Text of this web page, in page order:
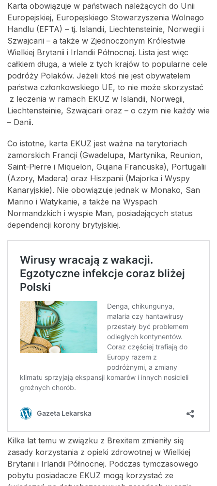
Karta obowiązuje w państwach należących do Unii
Europejskiej, Europejskiego Stowarzyszenia Wolnego
Handlu (EFTA) – tj. Islandii, Liechtensteinie, Norwegii i
Szwajcarii – a także w Zjednoczonym Królestwie
Wielkiej Brytanii i Irlandii Północnej. Lista jest więc
całkiem długa, a wiele z tych krajów to popularne cele
podróży Polaków. Jeżeli ktoś nie jest obywatelem
państwa członkowskiego UE, to nie może skorzystać
z leczenia w ramach EKUZ w Islandii, Norwegii,
Liechtensteinie, Szwajcarii oraz – o czym nie każdy wie
– Danii.
Co istotne, karta EKUZ jest ważna na terytoriach
zamorskich Francji (Gwadelupa, Martynika, Reunion,
Saint-Pierre i Miquelon, Gujana Francuska), Portugalii
(Azory, Madera) oraz Hiszpanii (Majorka i Wyspy
Kanaryjskie). Nie obowiązuje jednak w Monako, San
Marino i Watykanie, a także na Wyspach
Normandzkich i wyspie Man, posiadających status
dependencji korony brytyjskiej.
Kilka lat temu w związku z Brexitem zmieniły się
zasady korzystania z opieki zdrowotnej w Wielkiej
Brytanii i Irlandii Północnej. Podczas tymczasowego
pobytu posiadacze EKUZ mogą korzystać ze